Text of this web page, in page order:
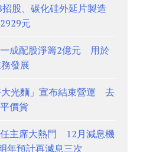
股、碳化硅外延片製造
元
成配股淨籌2億元 用於
發展
大光麵」宣布結束營運 去
價貨
主席大熱門 12月減息機
年預計再減息三次